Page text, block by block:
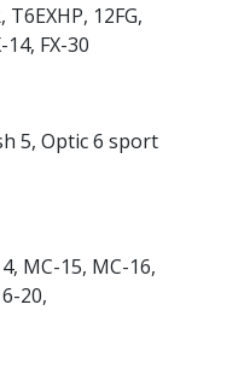
T6EXHP, 12FG,
14, FX-30
5, Optic 6 sport
MC-15, MC-16,
20,